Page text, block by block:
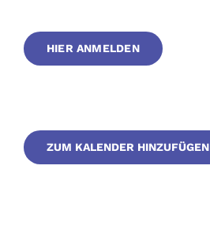
HIER ANMELDEN
ZUM KALENDER HINZUFÜGEN